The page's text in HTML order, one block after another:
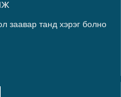
заавар танд хэрэг болно